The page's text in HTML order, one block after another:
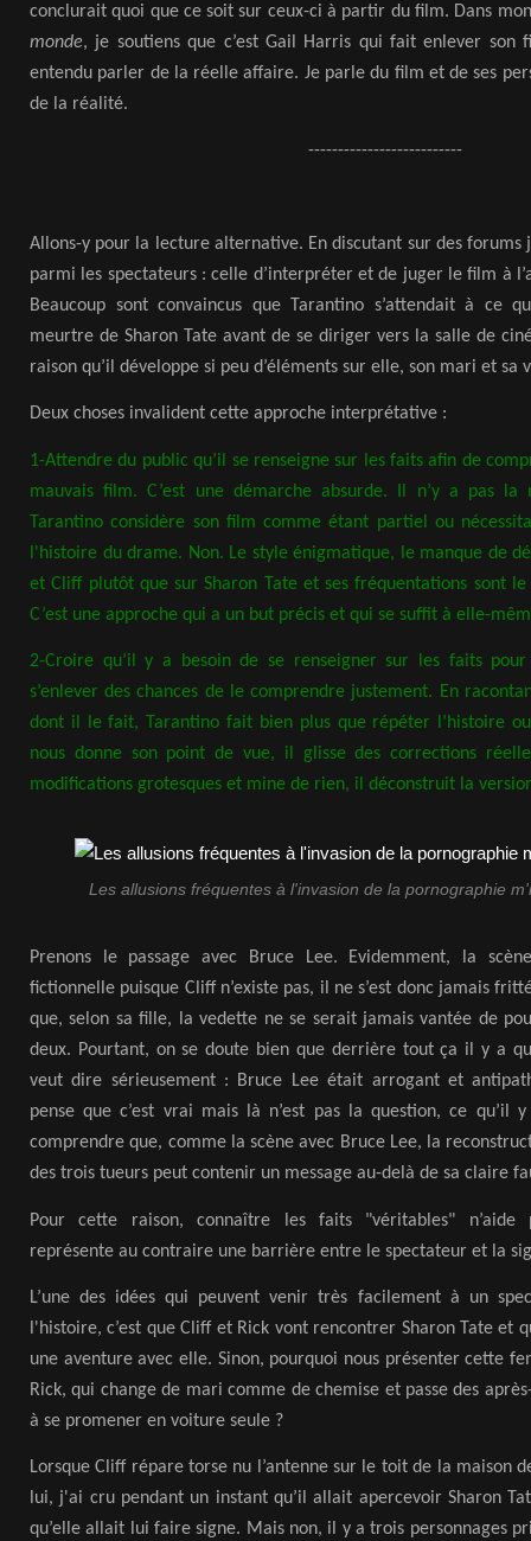
conclurait quoi que ce soit sur ceux-ci à partir du film. Dans
monde, je soutiens que c’est Gail Harris qui fait enlever son
entendu parler de la réelle affaire. Je parle du film et de ses
de la réalité.
--------------------------
Allons-y pour la lecture alternative. En discutant sur des forums
parmi les spectateurs : celle d’interpréter et de juger le film à
Beaucoup sont convaincus que Tarantino s’attendait à ce
meurtre de Sharon Tate avant de se diriger vers la salle de
raison qu’il développe si peu d’éléments sur elle, son mari et sa
Deux choses invalident cette approche interprétative :
1-Attendre du public qu’il se renseigne sur les faits afin de
mauvais film. C’est une démarche absurde. Il n’y a pas la
Tarantino considère son film comme étant partiel ou
l'histoire du drame. Non. Le style énigmatique, le manque de
et Cliff plutôt que sur Sharon Tate et ses fréquentations sont
C’est une approche qui a un but précis et qui se suffit à elle-
2-Croire qu’il y a besoin de se renseigner sur les faits
s’enlever des chances de le comprendre justement. En
dont il le fait, Tarantino fait bien plus que répéter l’histoire
nous donne son point de vue, il glisse des corrections
modifications grotesques et mine de rien, il déconstruit la
Les allusions fréquentes à l'invasion de la pornographie
Prenons le passage avec Bruce Lee. Evidemment, la
fictionnelle puisque Cliff n’existe pas, il ne s’est donc jamais
que, selon sa fille, la vedette ne se serait jamais vantée de
deux. Pourtant, on se doute bien que derrière tout ça il y a
veut dire sérieusement : Bruce Lee était arrogant et
pense que c’est vrai mais là n’est pas la question, ce qu’il
comprendre que, comme la scène avec Bruce Lee, la
des trois tueurs peut contenir un message au-delà de sa claire
Pour cette raison, connaître les faits "véritables" n’aide
représente au contraire une barrière entre le spectateur et la
L’une des idées qui peuvent venir très facilement à un
l'histoire, c’est que Cliff et Rick vont rencontrer Sharon Tate et
une aventure avec elle. Sinon, pourquoi nous présenter cette
Rick, qui change de mari comme de chemise et passe des
à se promener en voiture seule ?
Lorsque Cliff répare torse nu l’antenne sur le toit de la maison
lui, j'ai cru pendant un instant qu’il allait apercevoir Sharon
qu’elle allait lui faire signe. Mais non, il y a trois personnages